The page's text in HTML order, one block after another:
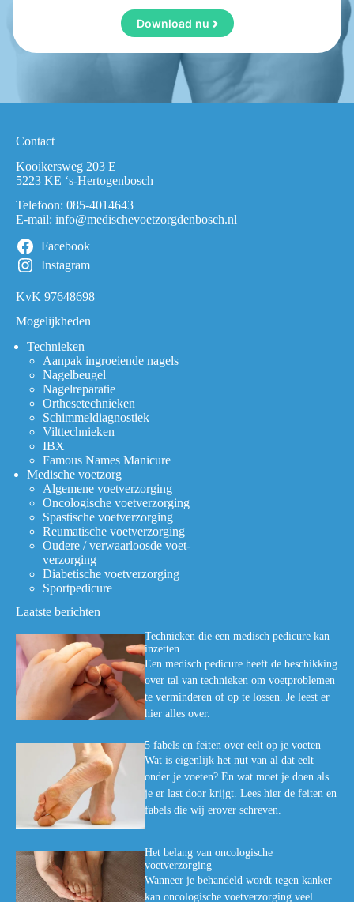
Download nu
Contact
Kooikersweg 203 E
5223 KE ‘s-Hertogenbosch
Telefoon: 085-4014643
E-mail: info@medischevoetzorgdenbosch.nl
Facebook
Instagram
KvK 97648698
Mogelijkheden
Technieken
Aanpak ingroeiende nagels
Nagelbeugel
Nagelreparatie
Orthesetechnieken
Schimmeldiagnostiek
Vilttechnieken
IBX
Famous Names Manicure
Medische voetzorg
Algemene voetverzorging
Oncologische voetverzorging
Spastische voetverzorging
Reumatische voetverzorging
Oudere / verwaarloosde voet-
verzorging
Diabetische voetverzorging
Sportpedicure
Laatste berichten
Technieken die een medisch pedicure kan
inzetten
Een medisch pedicure heeft de beschikking
over tal van technieken om voetproblemen
te verminderen of op te lossen. Je leest er
hier alles over.
5 fabels en feiten over eelt op je voeten
Wat is eigenlijk het nut van al dat eelt
onder je voeten? En wat moet je doen als
je er last door krijgt. Lees hier de feiten en
fabels die wij erover schreven.
Het belang van oncologische
voetverzorging
Wanneer je behandeld wordt tegen kanker
kan oncologische voetverzorging veel